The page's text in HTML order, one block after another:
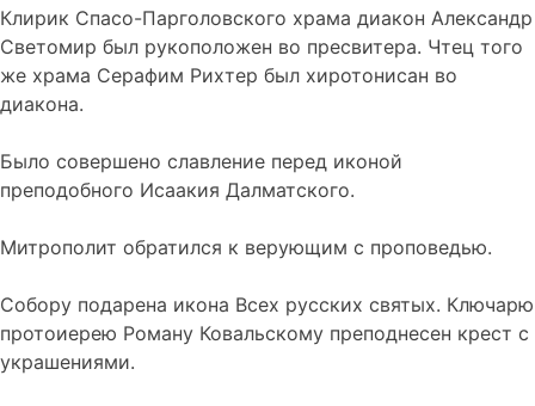
Клирик Спасо-Парголовского храма диакон Александр
Светомир был рукоположен во пресвитера. Чтец того
же храма Серафим Рихтер был хиротонисан во
диакона.
Было совершено славление перед иконой
преподобного Исаакия Далматского.
Митрополит обратился к верующим с проповедью.
Собору подарена икона Всех русских святых. Ключарю
протоиерею Роману Ковальскому преподнесен крест с
украшениями.